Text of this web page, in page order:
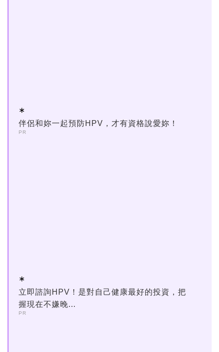
伴侶和妳一起預防HPV，才有資格說愛妳！
PR
立即諮詢HPV！是對自己健康最好的投資，把
握現在不嫌晚...
PR